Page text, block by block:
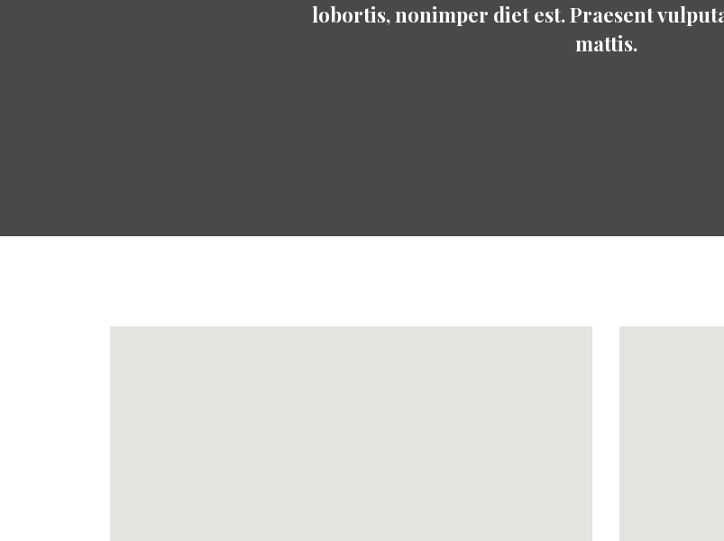
lobortis, nonimper diet est. Praesent
mattis.